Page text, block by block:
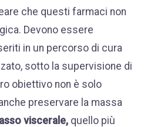
che questi farmaci non
Devono essere
in un percorso di cura
sotto la supervisione di
obiettivo non è solo
preservare la massa
viscerale, quello più